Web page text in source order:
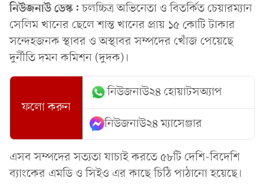
নিউজনাউ ডেস্ক:চলচ্চিত্র অভিনেতা ও বিতর্কিত চেয়ারম্যান
সেলিম খানের ছেলে শান্ত খানের প্রায় ১৫ কোটি টাকার
সন্দেহজনক স্থাবর ও অস্থাবর সম্পদের খোঁজ পেয়েছে
দুর্নীতি দমন কমিশন (দুদক)।
ফলো করুন
নিউজনাউ২৪ হোয়াটসঅ্যাপ
নিউজনাউ২৪ ম্যাসেঞ্জার
এসব সম্পদের সত্যতা যাচাই করতে ৫৮টি দেশি-বিদেশি
ব্যাংকের এমডি ও সিইও এর কাছে চিঠি পাঠানো হয়েছে।